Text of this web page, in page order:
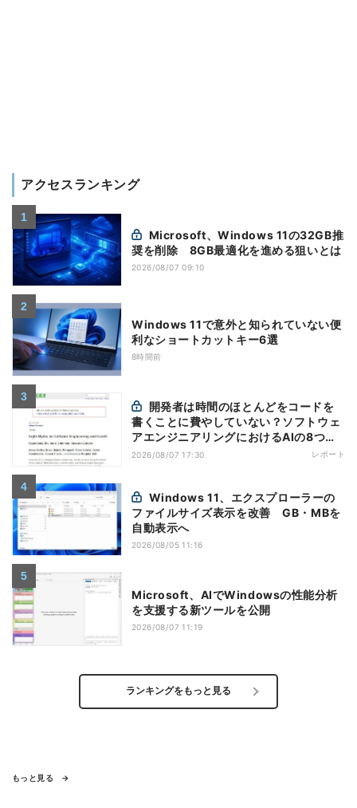
アクセスランキング
奨を削除 8GB最適化を進める狙いとは
2026/08/07 09:10
Windows 11で意外と知られていない便
利なショートカットキー6選
8時間前
書くことに費やしていない？ソフトウェ
アエンジニアリングにおけるAIの8つの
神話への賛否
2026/08/07 17:30 レポート
ファイルサイズ表示を改善 GB・MBを
自動表示へ
2026/08/05 11:16
Microsoft、AIでWindowsの性能分析
を支援する新ツールを公開
2026/08/07 11:19
ランキングをもっと見る
もっと見る